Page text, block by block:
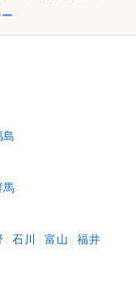
島
馬
石川 富山 福井